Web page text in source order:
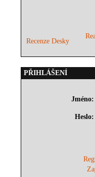
Recenze Desky
PŘIHLÁŠENÍ
Jméno:
Heslo: